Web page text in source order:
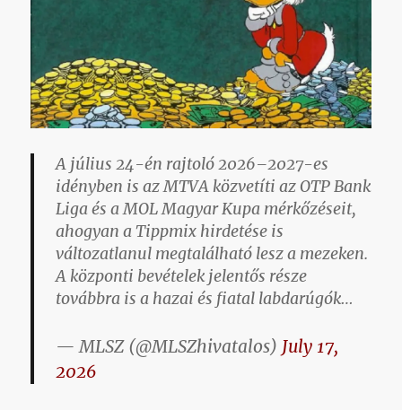
A július 24-én rajtoló 2026–2027-es
idényben is az MTVA közvetíti az OTP Bank
Liga és a MOL Magyar Kupa mérkőzéseit,
ahogyan a Tippmix hirdetése is
változatlanul megtalálható lesz a mezeken.
A központi bevételek jelentős része
továbbra is a hazai és fiatal labdarúgók…
— MLSZ (@MLSZhivatalos) July 17,
2026